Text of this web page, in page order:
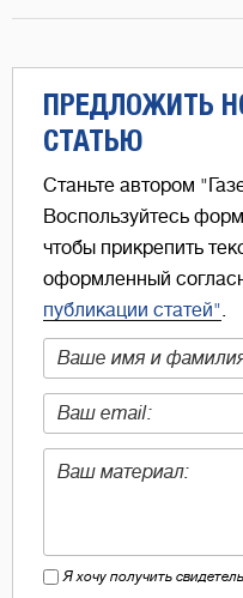
ПРЕДЛОЖИТЬ
СТАТЬЮ
Станьте автором
Воспользуйтесь
чтобы прикрепить
оформленный
публикации статей"
Я хочу получить